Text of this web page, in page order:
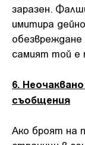
заразен.
имитира
обезвреждане
самият той е
6.
съобщения
Ако броят на